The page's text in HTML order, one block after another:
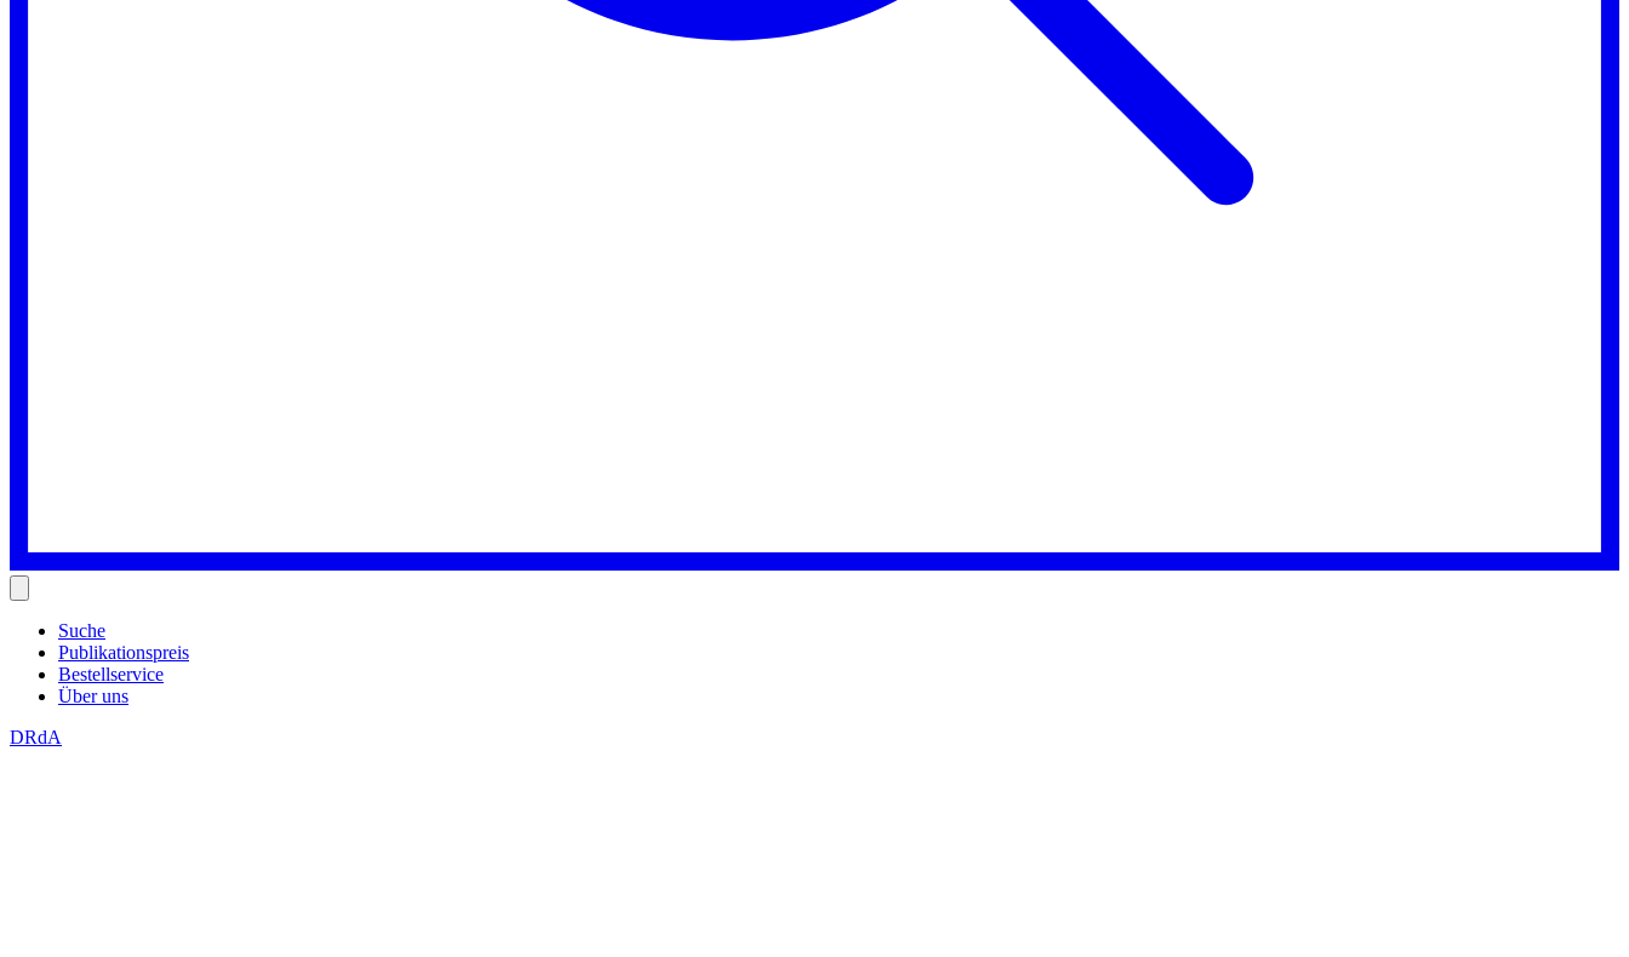
Suche
Publikationspreis
Bestellservice
Über uns
DRdA